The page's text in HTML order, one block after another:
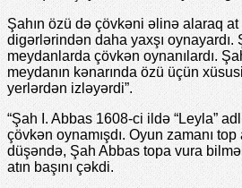
Şahın özü də çövkəni əlinə alaraq at
digərlərindən daha yaxşı
meydanlarda çövkən oynanılardı.
meydanın kənarında özü üçün
yerlərdən izləyərdi”.
“Şah I. Abbas 1608-ci ildə “Leyla”
çövkən oynamışdı. Oyun zamanı top
düşəndə, Şah Abbas topa vura
atın başını çəkdi.